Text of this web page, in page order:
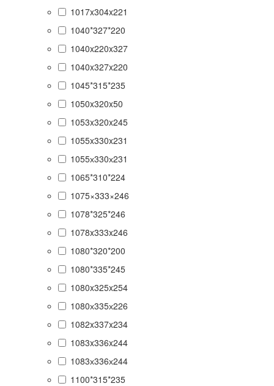
1017x304x221
1040*327*220
1040x220x327
1040x327x220
1045*315*235
1050x320x50
1053x320x245
1055x330x231
1055х330х231
1065*310*224
1075×333×246
1078*325*246
1078x333x246
1080*320*200
1080*335*245
1080x325x254
1080х335х226
1082x337x234
1083x336x244
1083х336х244
1100*315*235